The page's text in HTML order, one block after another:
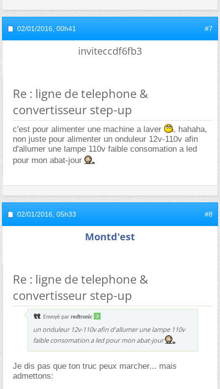
02/01/2016, 00h41 #7
inviteccdf6fb3
Re : ligne de telephone &
convertisseur step-up
c'est pour alimenter une machine a laver
, hahaha,
non juste pour alimenter un onduleur 12v-110v afin
d'allumer une lampe 110v faible consomation a led
pour mon abat-jour
02/01/2016, 05h33 #8
Montd'est
Re : ligne de telephone &
convertisseur step-up
Envoyé par redtronic
un onduleur 12v-110v afin d'allumer une lampe 110v
faible consomation a led pour mon abat-jour
Je dis pas que ton truc peux marcher... mais
admettons: